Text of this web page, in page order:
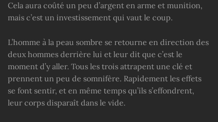
Cela aura coûté un peu d’argent en arme et munition,
mais c’est un investissement qui vaut le coup.
L’homme à la peau sombre se retourne en direction des
deux hommes derrière lui et leur dit que c’est le
moment d’y aller. Tous les trois attrapent une clé et
prennent un peu de somnifère. Rapidement les effets
se font sentir, et en même temps qu’ils s’effondrent,
leur corps disparaît dans le vide.